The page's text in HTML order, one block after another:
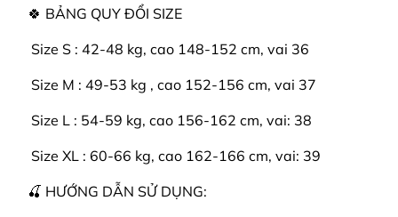
🍀 BẢNG QUY ĐỔI SIZE
️ Size S : 42-48 kg, cao 148-152 cm, vai 36
️ Size M : 49-53 kg , cao 152-156 cm, vai 37
️ Size L : 54-59 kg, cao 156-162 cm, vai: 38
️ Size XL : 60-66 kg, cao 162-166 cm, vai: 39
🍒 HƯỚNG DẪN SỬ DỤNG: